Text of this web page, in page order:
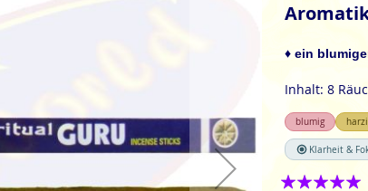
♦ ein
Inhalt: 8
blumig
Klarheit &
Bewertung: